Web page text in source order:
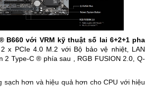
B660 với VRM kỹ thuật số lai 6+2+1 pha
x PCIe 4.0 M.2 với Bộ bảo vệ nhiệt, LAN
2 Type-C ® phía sau , RGB FUSION 2.0, Q-
sạch hơn và hiệu quả hơn cho CPU với hiệu